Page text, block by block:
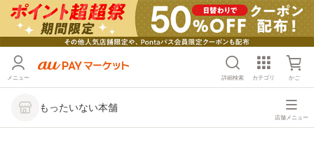
メニュー 詳細検索 カテゴリ かご
もったいない本舗
店舗メニュー